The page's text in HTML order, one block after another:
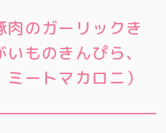
のガーリックき
ものきんぴら、
ートマカロニ）